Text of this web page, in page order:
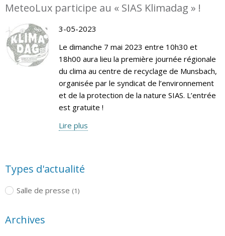
MeteoLux participe au « SIAS Klimadag » !
3-05-2023
Le dimanche 7 mai 2023 entre 10h30 et
18h00 aura lieu la première journée régionale
du clima au centre de recyclage de Munsbach,
organisée par le syndicat de l’environnement
et de la protection de la nature SIAS. L’entrée
est gratuite !
Lire plus
Types d'actualité
Salle de presse (1)
Archives